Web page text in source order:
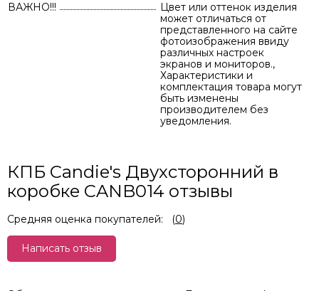
ВАЖНО!!!
Цвет или оттенок изделия
может отличаться от
представленного на сайте
фотоизображения ввиду
различных настроек
экранов и мониторов.,
Характеристики и
комплектация товара могут
быть изменены
производителем без
уведомления.
КПБ Candie's Двухсторонний в
коробке CANB014 отзывы
Средняя оценка покупателей: (0)
Написать отзыв